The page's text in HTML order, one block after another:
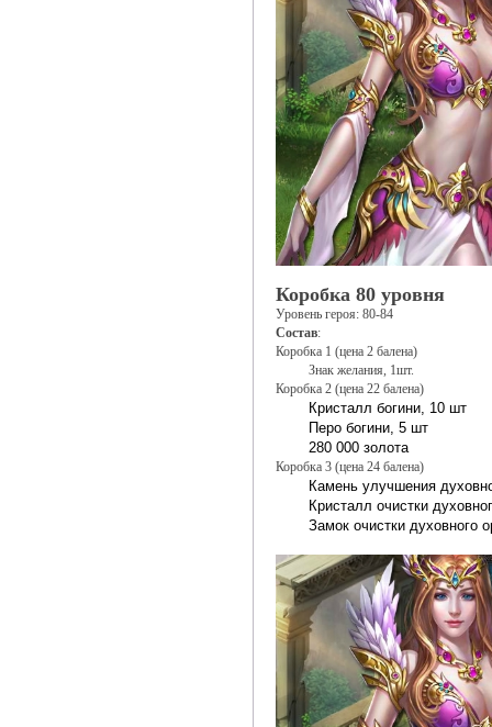
Коробка 80 уровня
Уровень героя: 80-84
Состав:
Коробка 1 (цена 2 балена)
Знак желания, 1шт.
Коробка 2 (цена 22 балена)
Кристалл богини, 10 шт
Перо богини, 5 шт
280 000 золота
Коробка 3 (цена 24 балена)
Камень улучшения
Кристалл очистки
Замок очистки духовного